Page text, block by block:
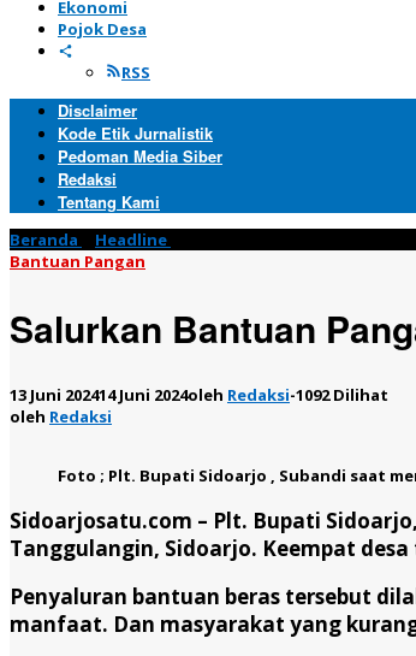
Ekonomi
Pojok Desa
RSS
Disclaimer
Kode Etik Jurnalistik
Pedoman Media Siber
Redaksi
Tentang Kami
Beranda Headline
Bantuan Pangan
Salurkan Bantuan
13 Juni 202414 Juni 2024oleh Redaksi-1092 Dilihat
oleh Redaksi
Foto ; Plt. Bupati Sidoarjo , Subandi saat
Sidoarjosatu.com – Plt. Bupati
Tanggulangin, Sidoarjo. Keempat
Penyaluran bantuan beras tersebut
manfaat. Dan masyarakat yang